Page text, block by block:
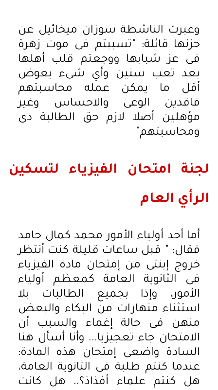
وعبرت الناشطة سوزان ميخائيل عن
حزنها قائلة: "تسببتم فى موت زهرة
فى عز شبابها ووجعتم قلب أهلها
بعد تعب سنين وأي شىء يعوض
أقل ما يمكن عمله محاسبتهم
فاقدين الوعى والاحساس وغير
مؤهلين أصلا لازم حق الطالبة دى
ومحاسبتهم"
لجنة امتحان الفيزياء لتسكين
الرأي العام
أما أحد أولياء الأمور محمد كمال حامد
فقال: " قبل ساعات قليلة كنت أنتظر
خروج إبنتى من إمتحان مادة الفيزياء
فى الثانوية العامة كمعظم أولياء
الأمور، وإذا بجميع الطالبات بلا
استثناء منهارات من البكاء والبعض
منهن فى حالة إغماء والسبب أن
الامتحان جاء تعجيزيا... وأنا أسأل هنا
السادة واضعى إمتحان هذه المادة:
عندما كنتم طلبة فى الثانوية العامة،
هل كنتم علماء أفذاذ؟.. هل كانت